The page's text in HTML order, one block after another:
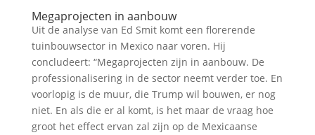
Megaprojecten in aanbouw
Uit de analyse van Ed Smit komt een florerende
tuinbouwsector in Mexico naar voren. Hij
concludeert: “Megaprojecten zijn in aanbouw. De
professionalisering in de sector neemt verder toe. En
voorlopig is de muur, die Trump wil bouwen, er nog
niet. En als die er al komt, is het maar de vraag hoe
groot het effect ervan zal zijn op de Mexicaanse